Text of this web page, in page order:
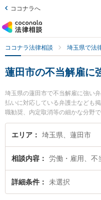
ココナラへ
ココナラ法律相談 埼玉県で法
蓮田市の不当解雇に
埼玉県の蓮田市で不当解雇に強い
払いに対応している弁護士なども
職勧奨、内定取消等の細かな分野
総合法律事務所の那賀島 八起弁護
どが注目されています。『蓮田市
の弁護士に相談予約したい』など
エリア 埼玉県、蓮田市
相談内容 労働・雇用、不
詳細条件 未選択